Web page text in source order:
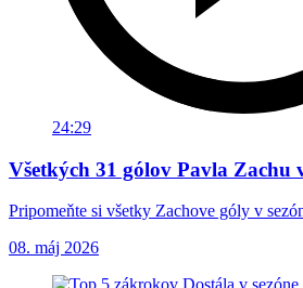
24:29
Všetkých 31 gólov Pavla Zachu
Pripomeňte si všetky Zachove góly v
08. máj 2026